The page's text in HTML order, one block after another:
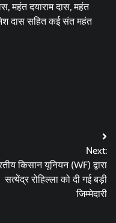
महंत दयाराम दास, महंत
दास सहित कई संत महंत
Next:
किसान यूनियन (WF) द्वारा
सत्येंद्र रोहिल्ला को दी गई बड़ी
जिम्मेदारी